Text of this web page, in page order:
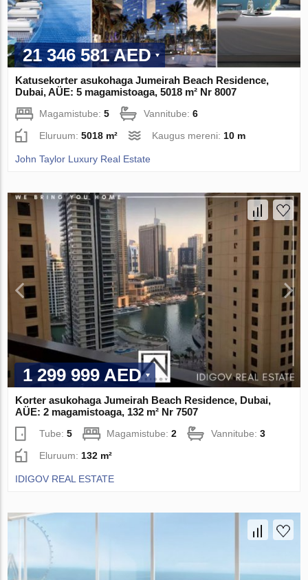
21 346 581 AED
Katusekorter asukohaga Jumeirah Beach Residence,
Dubai, AÜE: 5 magamistoaga, 5018 m² Nr 8007
Magamistube:5 Vannitube:6
Eluruum:5018 m² Kaugus mereni: 10 m
John Taylor Luxury Real Estate
1 299 999 AED
Korter asukohaga Jumeirah Beach Residence, Dubai,
AÜE: 2 magamistoaga, 132 m² Nr 7507
Tube:5 Magamistube:2 Vannitube:3
Eluruum:132 m²
IDIGOV REAL ESTATE